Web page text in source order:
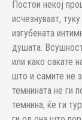
Постои некој
исчезнуваат,
изгубената
душата.
или како сакате
што и самите не
темнината не ги
темнина, ќе ги